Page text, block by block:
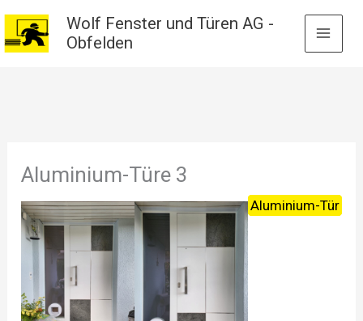
Zum
Inhalt
springen
Wolf Fenster und Türen AG -
Obfelden
Aluminium-Türe 3
Aluminium-Tür